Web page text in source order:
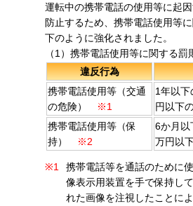
運転中の携帯電話の使用等に起
防止するため、携帯電話使用等
下のように強化されました。
（1）携帯電話使用等に関する罰
違反行為
携帯電話使用等（交通
の危険）
※1
1年以
円以下
携帯電話使用等（保
持）
※2
6か月以
万円以
※1
携帯電話等を通話のために
像表示用装置を手で保持し
れた画像を注視したことに